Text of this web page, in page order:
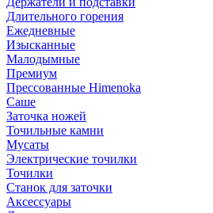
Длительного горения
Ежедневные
Изысканные
Малодымные
Премиум
Прессованные Himenoka
Саше
Заточка ножей
Точильные камни
Мусаты
Электрические точилки
Точилки
Станок для заточки
Аксессуары